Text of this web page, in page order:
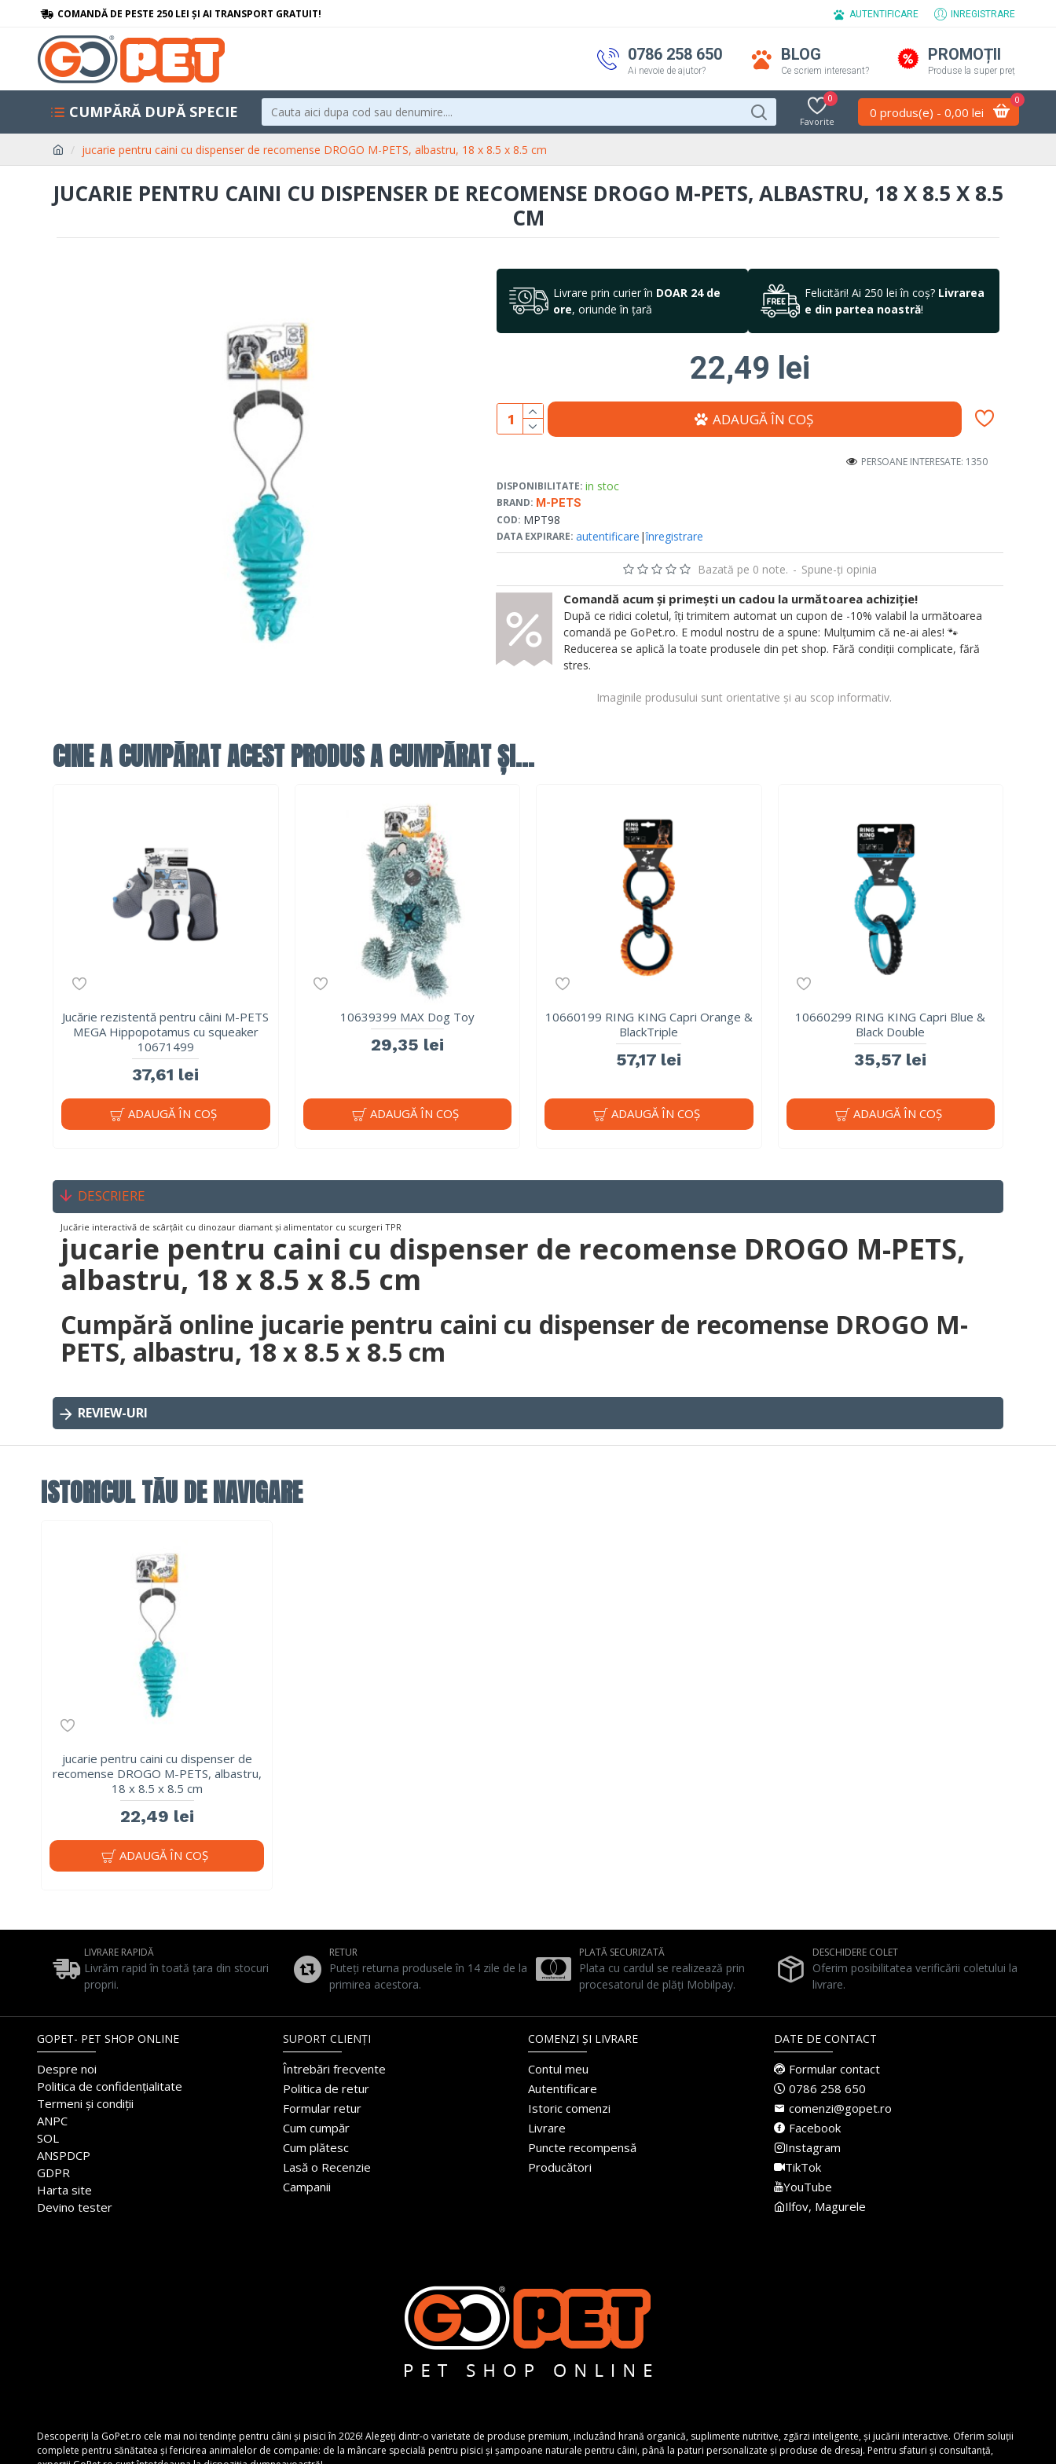
COMANDĂ DE PESTE 250 LEI ȘI AI TRANSPORT GRATUIT! AUTENTIFICARE INREGISTRARE
0786 258 650
Ai nevoie de ajutor?
BLOG
Ce scriem interesant?
PROMOȚII
Produse la super preț
CUMPĂRĂ DUPĂ SPECIE
Favorite
0
0 produs(e) - 0,00 lei
0
jucarie pentru caini cu dispenser de recomense DROGO M-PETS, albastru, 18 x 8.5 x 8.5 cm
JUCARIE PENTRU CAINI CU DISPENSER DE RECOMENSE DROGO M-PETS, ALBASTRU, 18 X 8.5 X 8.5
CM
Livrare prin curier în DOAR 24 de
ore, oriunde în țară
Felicitări! Ai 250 lei în coș? Livrarea
e din partea noastră!
DISPONIBILITATE: in stoc
BRAND: M-PETS
COD: MPT98
DATA EXPIRARE: autentificare |înregistrare
PERSOANE INTERESATE: 1350
Bazată pe 0 note. - Spune-ţi opinia
22,49 lei
ADAUGĂ ÎN COŞ
Imaginile produsului sunt orientative și au scop informativ.
Comandă acum și primești un cadou la următoarea achiziție!
După ce ridici coletul, îți trimitem automat un cupon de -10% valabil la următoarea
comandă pe GoPet.ro. E modul nostru de a spune: Mulțumim că ne-ai ales! 🐾
Reducerea se aplică la toate produsele din pet shop. Fără condiții complicate, fără
stres.
CINE A CUMPĂRAT ACEST PRODUS A CUMPĂRAT ȘI...
Jucărie rezistentă pentru câini M-PETS
MEGA Hippopotamus cu squeaker
10671499
37,61 lei
ADAUGĂ ÎN COŞ
10639399 MAX Dog Toy
29,35 lei
ADAUGĂ ÎN COŞ
10660199 RING KING Capri Orange &
BlackTriple
57,17 lei
ADAUGĂ ÎN COŞ
10660299 RING KING Capri Blue &
Black Double
35,57 lei
ADAUGĂ ÎN COŞ
DESCRIERE
Jucărie interactivă de scârțâit cu dinozaur diamant și alimentator cu scurgeri TPR
jucarie pentru caini cu dispenser de recomense DROGO M-PETS,
albastru, 18 x 8.5 x 8.5 cm
Cumpără online jucarie pentru caini cu dispenser de recomense DROGO M-
PETS, albastru, 18 x 8.5 x 8.5 cm
REVIEW-URI
ISTORICUL TĂU DE NAVIGARE
jucarie pentru caini cu dispenser de
recomense DROGO M-PETS, albastru,
18 x 8.5 x 8.5 cm
22,49 lei
ADAUGĂ ÎN COŞ
LIVRARE RAPIDĂ
Livrăm rapid în toată țara din stocuri
proprii.
RETUR
Puteți returna produsele în 14 zile de la
primirea acestora.
PLATĂ SECURIZATĂ
Plata cu cardul se realizează prin
procesatorul de plăți Mobilpay.
DESCHIDERE COLET
Oferim posibilitatea verificării coletului la
livrare.
GOPET- PET SHOP ONLINE
Despre noi
Politica de confidențialitate
Termeni și condiții
ANPC
SOL
ANSPDCP
GDPR
Harta site
Devino tester
SUPORT CLIENȚI
Întrebări frecvente
Politica de retur
Formular retur
Cum cumpăr
Cum plătesc
Lasă o Recenzie
Campanii
COMENZI ȘI LIVRARE
Contul meu
Autentificare
Istoric comenzi
Livrare
Puncte recompensă
Producători
DATE DE CONTACT
Formular contact
0786 258 650
comenzi@gopet.ro
Facebook
Instagram
TikTok
YouTube
Ilfov, Magurele
Descoperiți la GoPet.ro cele mai noi tendințe pentru câini și pisici în 2026! Alegeți dintr-o varietate de produse premium, incluzând hrană organică, suplimente nutritive, zgărzi inteligente, și jucării interactive. Oferim soluții
complete pentru sănătatea și fericirea animalelor de companie: de la mâncare specială pentru pisici și șampoane naturale pentru câini, până la paturi personalizate și produse de dresaj. Pentru sfaturi și consultanță,